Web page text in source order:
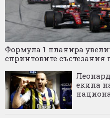
Формула 1 планира
спринтовите състезания
екипа